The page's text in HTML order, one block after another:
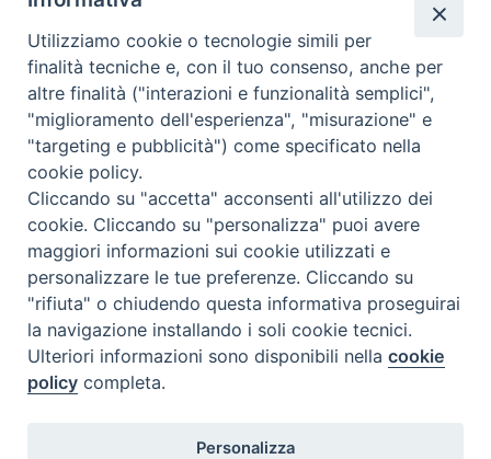
Utilizziamo cookie o tecnologie simili per
finalità tecniche e, con il tuo consenso, anche per
altre finalità ("interazioni e funzionalità semplici",
"miglioramento dell'esperienza", "misurazione" e
"targeting e pubblicità") come specificato nella
cookie policy.
Cliccando su "accetta" acconsenti all'utilizzo dei
cookie. Cliccando su "personalizza" puoi avere
maggiori informazioni sui cookie utilizzati e
personalizzare le tue preferenze. Cliccando su
"rifiuta" o chiudendo questa informativa proseguirai
la navigazione installando i soli cookie tecnici.
Ulteriori informazioni sono disponibili nellacookie
policy completa.
Personalizza